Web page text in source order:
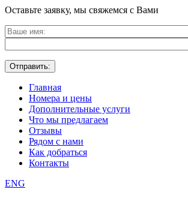
Оставьте заявку, мы свяжемся с Вами
Главная
Номера и цены
Дополнительные услуги
Что мы предлагаем
Отзывы
Рядом с нами
Как добраться
Контакты
ENG